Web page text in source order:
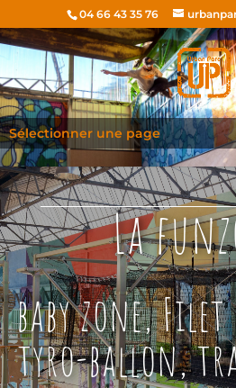
04 66 43 35 76
Sélectionner une page
La
baby zone,
tyro-ballon,